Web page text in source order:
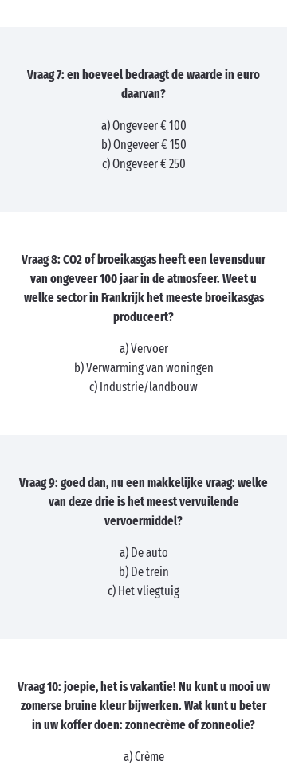
Vraag 7: en hoeveel bedraagt de waarde in euro
daarvan?
a) Ongeveer € 100
b) Ongeveer € 150
c) Ongeveer € 250
Vraag 8: CO2 of broeikasgas heeft een levensduur
van ongeveer 100 jaar in de atmosfeer. Weet u
welke sector in Frankrijk het meeste broeikasgas
produceert?
a) Vervoer
b) Verwarming van woningen
c) Industrie/landbouw
Vraag 9: goed dan, nu een makkelijke vraag: welke
van deze drie is het meest vervuilende
vervoermiddel?
a) De auto
b) De trein
c) Het vliegtuig
Vraag 10: joepie, het is vakantie! Nu kunt u mooi uw
zomerse bruine kleur bijwerken. Wat kunt u beter
in uw koffer doen: zonnecrème of zonneolie?
a) Crème